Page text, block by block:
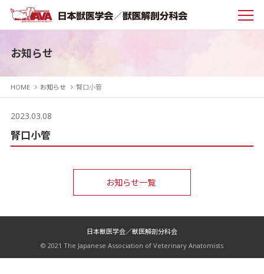
お知らせ
HOME お知らせ 腎口小管
2023.03.08
腎口小管
お知らせ一覧
日本獣医学会／獣医解剖分科会
© 2021 The Japanese Association of Veterinary Anatomists